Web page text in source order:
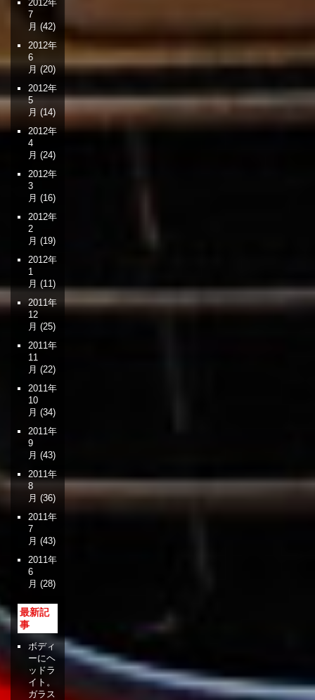
2012年
7
月 (42)
2012年
6
月 (20)
2012年
5
月 (14)
2012年
4
月 (24)
2012年
3
月 (16)
2012年
2
月 (19)
2012年
1
月 (11)
2011年
12
月 (25)
2011年
11
月 (22)
2011年
10
月 (34)
2011年
9
月 (43)
2011年
8
月 (36)
2011年
7
月 (43)
2011年
6
月 (28)
最新記
事
ボディ
ーにヘ
ッドラ
イト。
ガラス